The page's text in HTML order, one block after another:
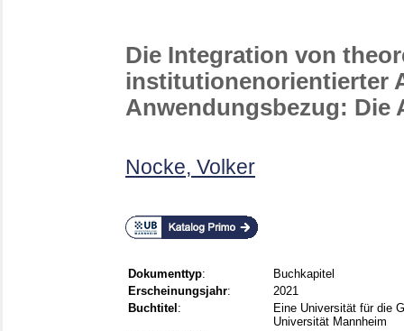
Die Integration von
institutionenorientierter
Anwendungsbezug: Die
Nocke, Volker
Dokumenttyp:
Buchkapitel
Erscheinungsjahr:
2021
Buchtitel :
Eine Universität für die
Universität Mannheim